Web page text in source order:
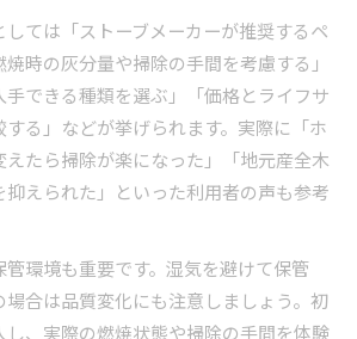
ては「ストーブメーカーが推奨するペ
時の灰分量や掃除の手間を考慮する」
手できる種類を選ぶ」「価格とライフサ
る」などが挙げられます。実際に「ホ
えたら掃除が楽になった」「地元産全木
えられた」といった利用者の声も参考
管環境も重要です。湿気を避けて保管
場合は品質変化にも注意しましょう。初
、実際の燃焼状態や掃除の手間を体験